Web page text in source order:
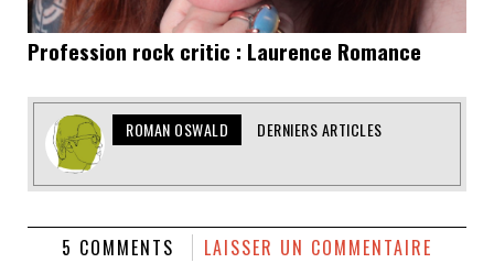
Profession rock critic : Laurence Romance
ROMAN OSWALD DERNIERS ARTICLES
5 COMMENTS LAISSER UN COMMENTAIRE